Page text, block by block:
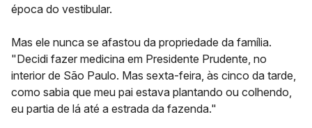
época do vestibular.
Mas ele nunca se afastou da propriedade da família.
"Decidi fazer medicina em Presidente Prudente, no
interior de São Paulo. Mas sexta-feira, às cinco da tarde,
como sabia que meu pai estava plantando ou colhendo,
eu partia de lá até a estrada da fazenda."